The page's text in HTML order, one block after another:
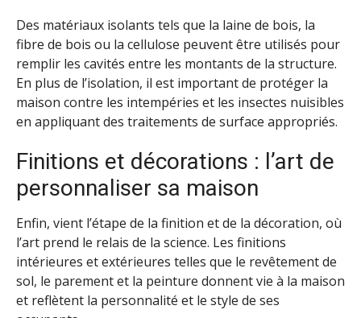
Des matériaux isolants tels que la laine de bois, la
fibre de bois ou la cellulose peuvent être utilisés pour
remplir les cavités entre les montants de la structure.
En plus de l’isolation, il est important de protéger la
maison contre les intempéries et les insectes nuisibles
en appliquant des traitements de surface appropriés.
Finitions et décorations : l’art de
personnaliser sa maison
Enfin, vient l’étape de la finition et de la décoration, où
l’art prend le relais de la science. Les finitions
intérieures et extérieures telles que le revêtement de
sol, le parement et la peinture donnent vie à la maison
et reflètent la personnalité et le style de ses